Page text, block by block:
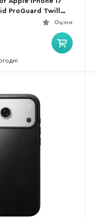
ProGuard Twill
Оціни